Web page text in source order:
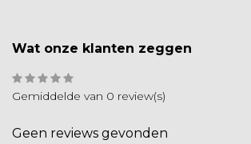
Wat onze klanten zeggen
Gemiddelde van 0 review(s)
Geen reviews gevonden